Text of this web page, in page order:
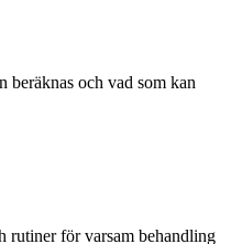
beräknas och vad som kan
rutiner för varsam behandling